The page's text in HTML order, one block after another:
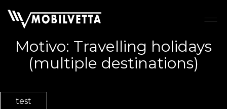
Motivo: Travelling holidays
(multiple destinations)
test